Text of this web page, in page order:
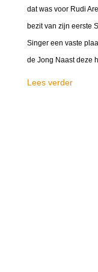
dat was voor Rudi
bezit van zijn eerste
Singer een vaste
de Jong Naast deze
Lees verder